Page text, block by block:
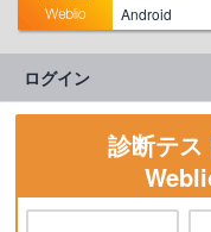
Android
ログイン
診断テス